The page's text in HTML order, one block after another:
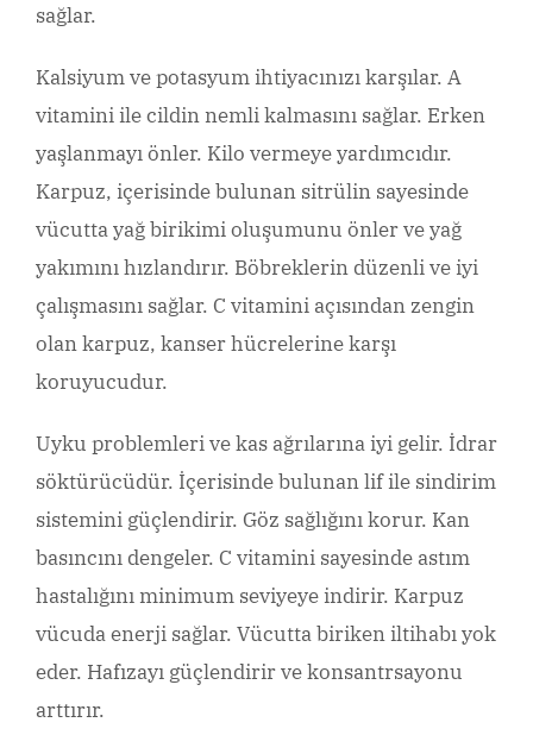
sağlar.
Kalsiyum ve potasyum ihtiyacınızı karşılar. A
vitamini ile cildin nemli kalmasını sağlar. Erken
yaşlanmayı önler. Kilo vermeye yardımcıdır.
Karpuz, içerisinde bulunan sitrülin sayesinde
vücutta yağ birikimi oluşumunu önler ve yağ
yakımını hızlandırır. Böbreklerin düzenli ve iyi
çalışmasını sağlar. C vitamini açısından zengin
olan karpuz, kanser hücrelerine karşı
koruyucudur.
Uyku problemleri ve kas ağrılarına iyi gelir. İdrar
söktürücüdür. İçerisinde bulunan lif ile sindirim
sistemini güçlendirir. Göz sağlığını korur. Kan
basıncını dengeler. C vitamini sayesinde astım
hastalığını minimum seviyeye indirir. Karpuz
vücuda enerji sağlar. Vücutta biriken iltihabı yok
eder. Hafızayı güçlendirir ve konsantrsayonu
arttırır.